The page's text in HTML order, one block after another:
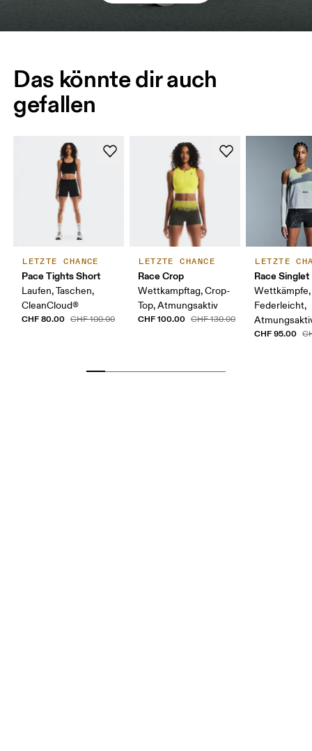
Das könnte dir auch
gefallen
LETZTE CHANCE
Pace Tights Short
Laufen, Taschen,
CleanCloud®
CHF 80.00 CHF 100.00
LETZTE CHANCE
Race Crop
Wettkampftag, Crop-
Top, Atmungsaktiv
CHF 100.00 CHF 130.00
LETZTE
Race Singlet
Wettkämpfe,
Federleicht,
CHF 95.00